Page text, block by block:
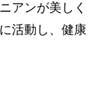
アンが美しく
活動し、健康